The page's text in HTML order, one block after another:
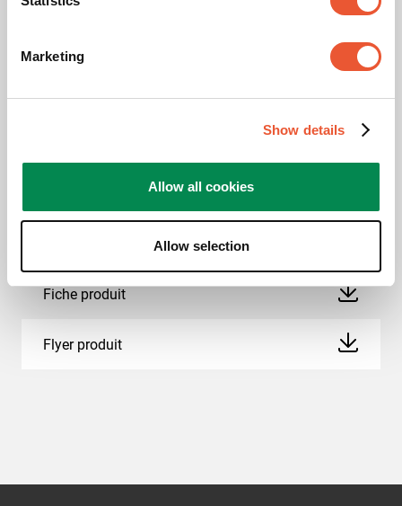
Marketing
Show details
Allow all cookies
Allow selection
Instructions de montage
Fiche produit
Flyer produit